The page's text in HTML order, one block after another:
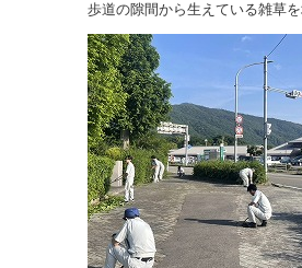
歩道の隙間から生えている雑草